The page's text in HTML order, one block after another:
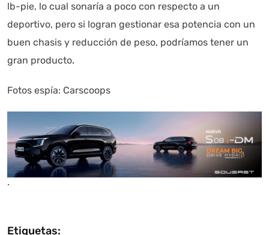
lb-pie, lo cual sonaría a poco con respecto a un
deportivo, pero si logran gestionar esa potencia con un
buen chasis y reducción de peso, podríamos tener un
gran producto.
Fotos espía: Carscoops
.
Etiquetas: